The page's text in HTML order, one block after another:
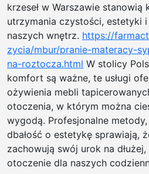
krzeseł w Warszawie stanowią
utrzymania czystości, estetyki
naszych wnętrz. https://
zycia/mbur/pranie-materacy-
na-roztocza.html W stolicy
komfort są ważne, te usługi
ożywienia mebli
otoczenia, w którym można
wygodą. Profesjonalne
dbałość o estetykę sprawiają,
zachowują swój urok na
otoczenie dla naszych